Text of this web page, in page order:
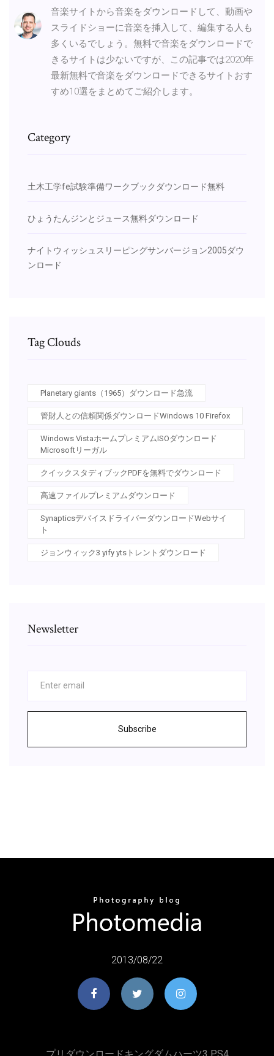
音楽サイトから音楽をダウンロードして、動画や
スライドショーに音楽を挿入して、編集する人も
多くいるでしょう。無料で音楽をダウンロードで
きるサイトは少ないですが、この記事では2020年
最新無料で音楽をダウンロードできるサイトおす
すめ10選をまとめてご紹介します。
Category
土木工学fe試験準備ワークブックダウンロード無料
ひょうたんジンとジュース無料ダウンロード
ナイトウィッシュスリーピングサンバージョン2005ダウ
ンロード
Tag Clouds
Planetary giants（1965）ダウンロード急流
管財人との信頼関係ダウンロードWindows 10 Firefox
Windows VistaホームプレミアムISOダウンロード
Microsoftリーガル
クイックスタディブックPDFを無料でダウンロード
高速ファイルプレミアムダウンロード
SynapticsデバイスドライバーダウンロードWebサイ
ト
ジョンウィック3 yify ytsトレントダウンロード
Newsletter
Subscribe
2013/08/22